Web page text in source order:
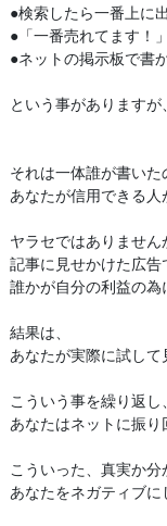
●検索したら一番上に
●「一番売れてます！
●ネットの掲示板で書
という事がありますが、
それは一体誰が書いた
あなたが信用できる人
ヤラセではありません
記事に見せかけた広告
誰かが自分の利益の
結果は、
あなたが実際に試して
こういう事を繰り返し、
あなたはネットに振り
こういった、真実か
あなたをネガティブに